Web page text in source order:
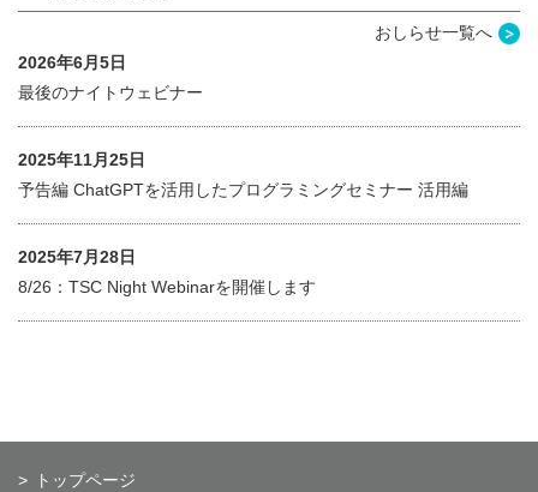
おしらせ一覧へ
2026年6月5日
最後のナイトウェビナー
2025年11月25日
予告編 ChatGPTを活用したプログラミングセミナー 活用編
2025年7月28日
8/26：TSC Night Webinarを開催します
トップページ